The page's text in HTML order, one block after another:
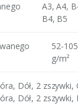
A3, A4,
B4, B5
52-
g/m²
Dół, 2 zszywki,
Dół, 2 zszywki,